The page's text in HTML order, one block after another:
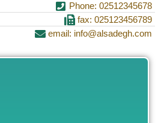
Phone: 02512345678
fax: 025123456789
email: info@alsadegh.com